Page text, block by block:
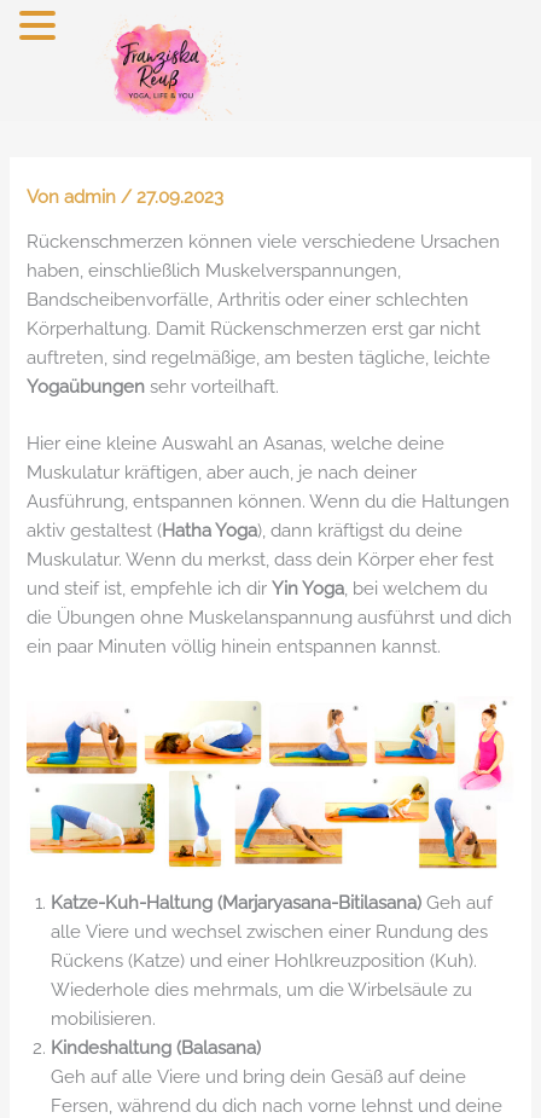
Vonadmin /27.09.2023
Rückenschmerzen können viele verschiedene Ursachen
haben, einschließlich Muskelverspannungen,
Bandscheibenvorfälle, Arthritis oder einer schlechten
Körperhaltung. Damit Rückenschmerzen erst gar nicht
auftreten, sind regelmäßige, am besten tägliche, leichte
Yogaübungen sehr vorteilhaft.
Hier eine kleine Auswahl an Asanas, welche deine
Muskulatur kräftigen, aber auch, je nach deiner
Ausführung, entspannen können. Wenn du die Haltungen
aktiv gestaltest (Hatha Yoga), dann kräftigst du deine
Muskulatur. Wenn du merkst, dass dein Körper eher fest
und steif ist, empfehle ich dirYin Yoga , bei welchem du
die Übungen ohne Muskelanspannung ausführst und dich
ein paar Minuten völlig hinein entspannen kannst.
Katze-Kuh-Haltung (Marjaryasana-Bitilasana) Geh auf
alle Viere und wechsel zwischen einer Rundung des
Rückens (Katze) und einer Hohlkreuzposition (Kuh).
Wiederhole dies mehrmals, um die Wirbelsäule zu
mobilisieren.
Kindeshaltung (Balasana)
Geh auf alle Viere und bring dein Gesäß auf deine
Fersen, während du dich nach vorne lehnst und deine